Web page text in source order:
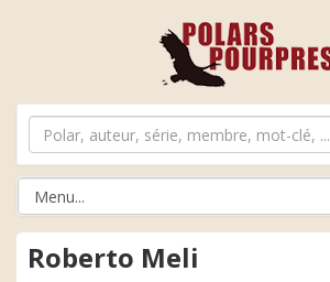
Roberto Meli